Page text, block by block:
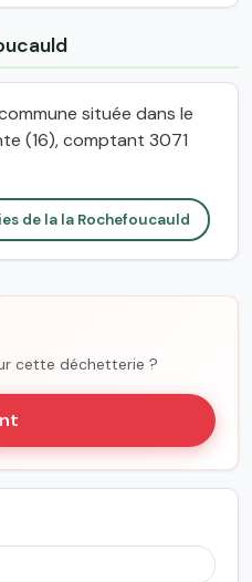
située dans le
(16), comptant 3071
de la la Rochefoucauld
cette déchetterie ?